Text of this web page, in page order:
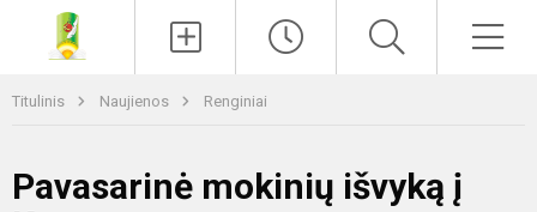
Titulinis Naujienos Renginiai
Pavasarinė mokinių išvyką į